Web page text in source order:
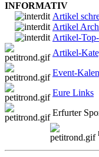
INFORMATIV
Artikel
Artikel
Artikel-
Artikel-
Event-
Eure Links
Erfurter